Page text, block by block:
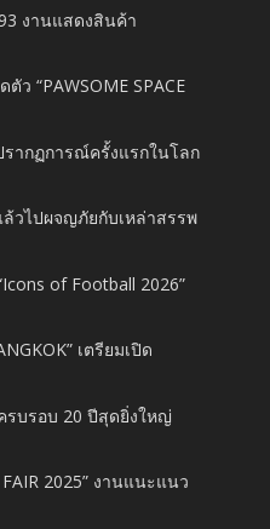
งานแสดงสินค้า
ว “PAWSOME SPACE
ากฏการณ์ครั้งแรกในโลก
วไปผจญภัยกับเหล่าสรรพ
of Football 2026”
เตรียมเปิด
บรอบ 20 ปีสุดยิ่งใหญ่
FAIR 2025” งานแนะแนว